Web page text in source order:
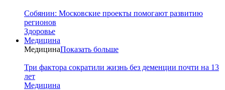
Собянин: Московские проекты помогают развитию
регионов
Здоровье
Медицина
МедицинаПоказать больше
Три фактора сократили жизнь без деменции почти на 13
лет
Медицина